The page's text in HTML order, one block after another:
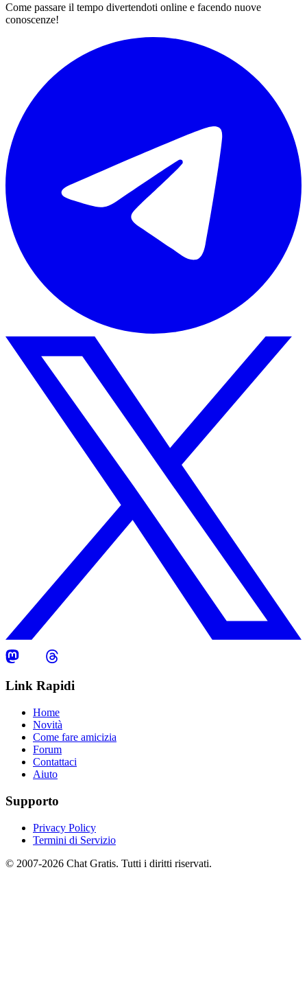
Come passare il tempo divertendoti online e facendo nuove
conoscenze!
Link Rapidi
Home
Novità
Come fare amicizia
Forum
Contattaci
Aiuto
Supporto
Privacy Policy
Termini di Servizio
© 2007-2026 Chat Gratis. Tutti i diritti riservati.